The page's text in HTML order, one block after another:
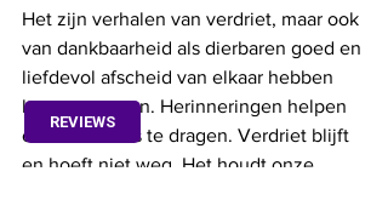
Het zijn verhalen van verdriet, maar ook
van dankbaarheid als dierbaren goed en
liefdevol afscheid van elkaar hebben
kunnen nemen. Herinneringen helpen
om het verlies te dragen. Verdriet blijft
en hoeft niet weg. Het houdt onze
REVIEWS